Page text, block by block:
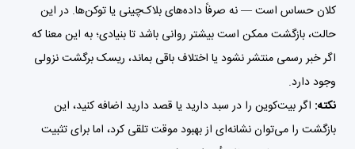
کلان حساس است — نه صرفاً داده‌های بلاک‌چینی یا توکن‌ها. در این
حالت، بازگشت ممکن است بیشتر روانی باشد تا بنیادی؛ به این معنا که
اگر خبر رسمی منتشر نشود یا اختلاف باقی بماند، ریسک برگشت نزولی
وجود دارد.
نکته: اگر بیت‌کوین را در سبد دارید یا قصد دارید اضافه کنید، این
بازگشت را می‌توان نشانه‌ای از بهبود موقت تلقی کرد، اما برای تثبیت